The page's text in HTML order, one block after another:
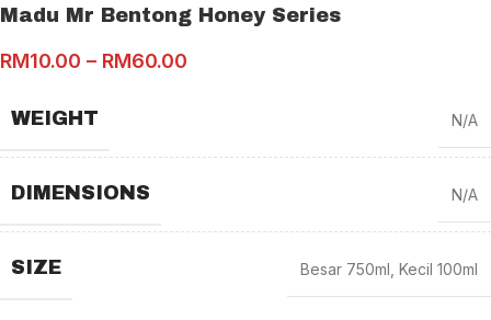
Madu Mr Bentong Honey Series
RM10.00 – RM60.00
WEIGHT N/A
DIMENSIONS N/A
SIZE Besar 750ml Kecil 100ml